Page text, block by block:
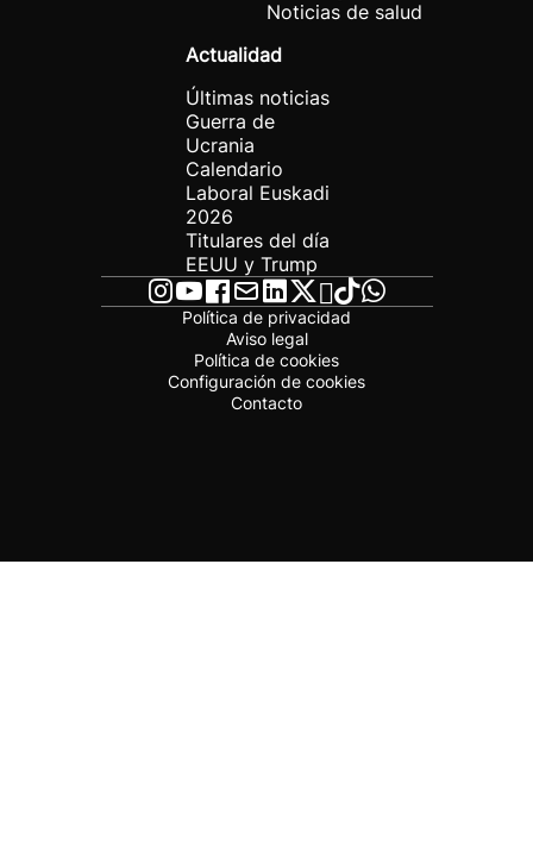
Noticias de salud
Actualidad
Últimas noticias
Guerra de
Ucrania
Calendario
Laboral Euskadi
2026
Titulares del día
EEUU y Trump
Política de privacidad
Aviso legal
Política de cookies
Configuración de cookies
Contacto